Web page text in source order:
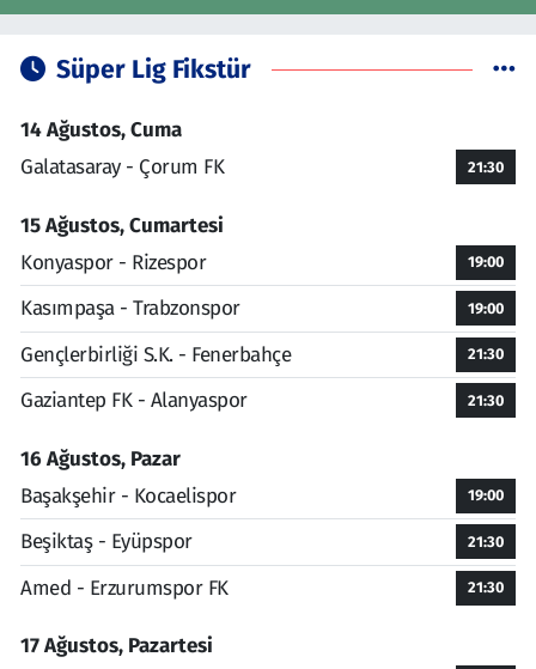
Süper Lig Fikstür
14 Ağustos, Cuma
Galatasaray - Çorum FK
21:30
15 Ağustos, Cumartesi
Konyaspor - Rizespor
19:00
Kasımpaşa - Trabzonspor 19:00
Gençlerbirliği S.K. - Fenerbahçe 21:30
Gaziantep FK - Alanyaspor 21:30
16 Ağustos, Pazar
Başakşehir - Kocaelispor
19:00
Beşiktaş - Eyüpspor 21:30
Amed - Erzurumspor FK 21:30
17 Ağustos, Pazartesi